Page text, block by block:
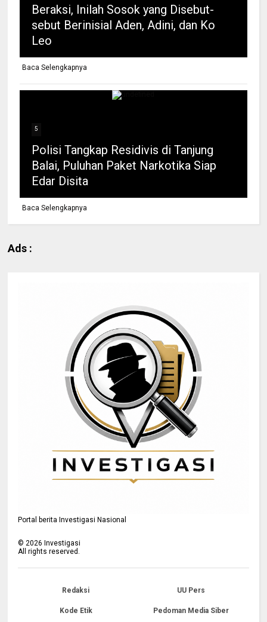
Beraksi, Inilah Sosok yang Disebut-
sebut Berinisial Aden, Adini, dan Ko
Leo
Baca Selengkapnya
5
Polisi Tangkap Residivis di Tanjung
Balai, Puluhan Paket Narkotika Siap
Edar Disita
Baca Selengkapnya
Ads :
Portal berita Investigasi Nasional
©2026 Investigasi
All rights reserved.
Redaksi UU Pers
Kode Etik Pedoman Media Siber